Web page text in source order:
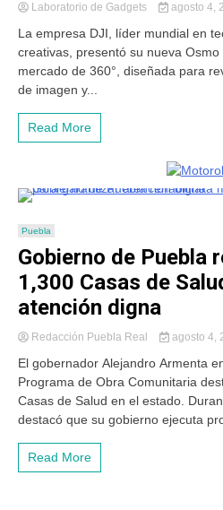
Laboratorio de Gadgets agosto 4,
La empresa DJI, líder mundial en
creativas, presentó su nueva
mercado de 360°, diseñada para
de imagen y...
Read More
Puebla
Gobierno de Puebla
1,300 Casas de
atención digna
Redacción Puebla Real agosto 4,
El gobernador Alejandro Armenta
Programa de Obra Comunitaria
Casas de Salud en el estado.
destacó que su gobierno ejecuta
Read More